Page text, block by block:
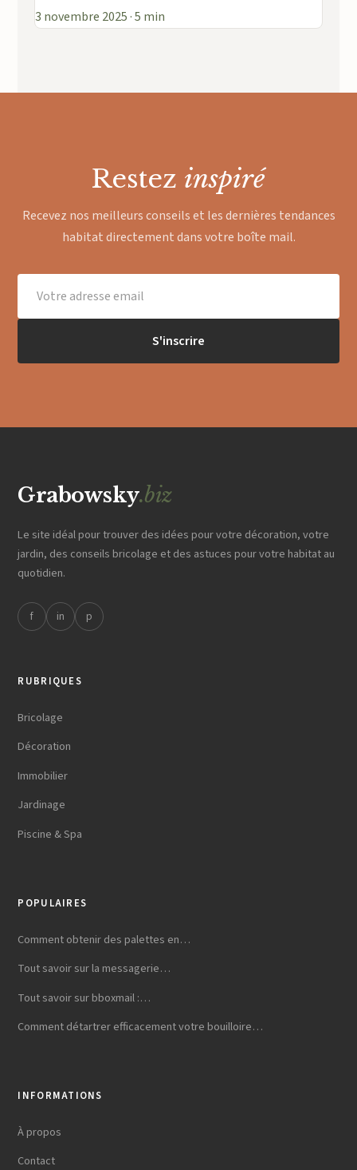
3 novembre 2025 · 5 min
Restez inspiré
Recevez nos meilleurs conseils et les dernières tendances
habitat directement dans votre boîte mail.
S'inscrire
Grabowsky.biz
Le site idéal pour trouver des idées pour votre décoration, votre
jardin, des conseils bricolage et des astuces pour votre habitat au
quotidien.
f in p
RUBRIQUES
Bricolage
Décoration
Immobilier
Jardinage
Piscine & Spa
POPULAIRES
Comment obtenir des palettes en…
Tout savoir sur la messagerie…
Tout savoir sur bboxmail :…
Comment détartrer efficacement votre bouilloire…
INFORMATIONS
À propos
Contact